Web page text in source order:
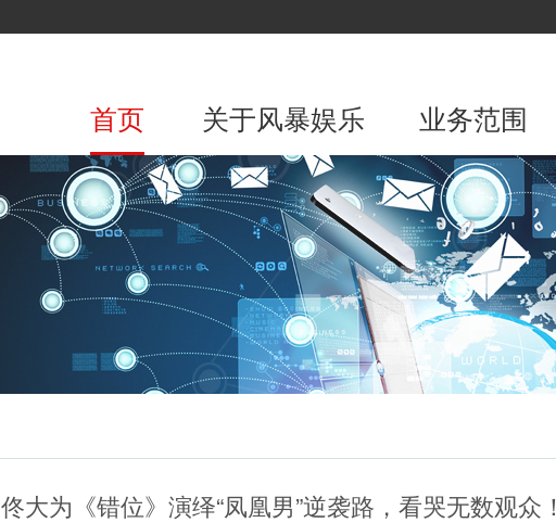
首页 关于风暴娱乐 业务范围
佟大为《错位》演绎“凤凰男”逆袭路，看哭无数观众！